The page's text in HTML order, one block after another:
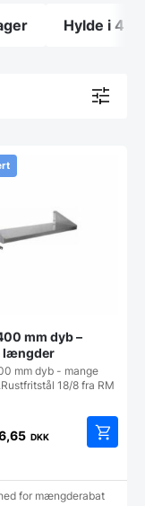
Hylde i 4
mm dyb –
længder
mm dyb - mange
18/8 fra RM
DKK
har
for mængderabat